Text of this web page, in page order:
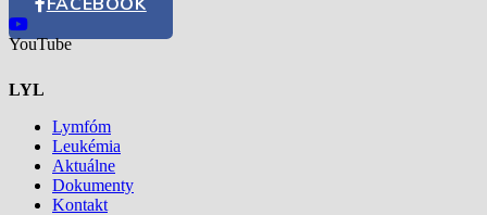
YouTube
LYL
Lymfóm
Leukémia
Aktuálne
Dokumenty
Kontakt